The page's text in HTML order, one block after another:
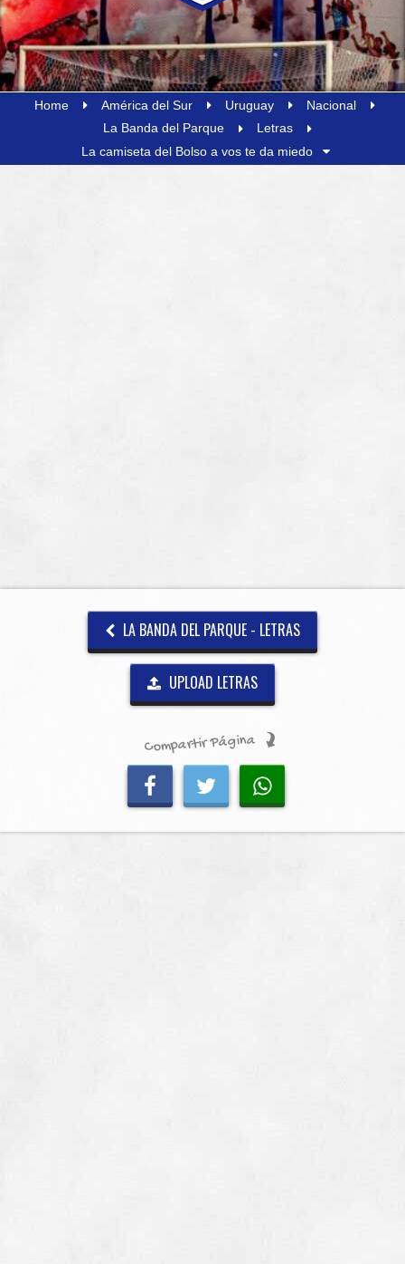
Home América del Sur Uruguay
Nacional
La Banda del Parque
Letras
La camiseta del Bolso a vos te da miedo
LA BANDA DEL PARQUE - LETRAS
UPLOAD LETRAS
Compartir Página